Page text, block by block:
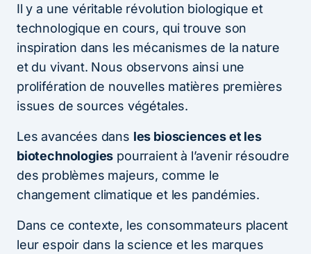
Il y a une véritable révolution biologique et
technologique en cours, qui trouve son
inspiration dans les mécanismes de la nature
et du vivant. Nous observons ainsi une
prolifération de nouvelles matières premières
issues de sources végétales.
Les avancées dans les biosciences et les
biotechnologies pourraient à l’avenir résoudre
des problèmes majeurs, comme le
changement climatique et les pandémies.
Dans ce contexte, les consommateurs placent
leur espoir dans la science et les marques